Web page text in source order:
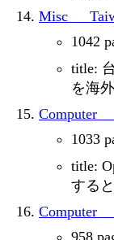
1042
title:
を海
1033
title:
する